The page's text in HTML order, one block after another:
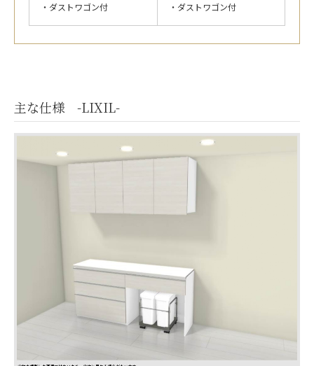
・ダストワゴン付
・ダストワゴン付
主な仕様 -LIXIL-